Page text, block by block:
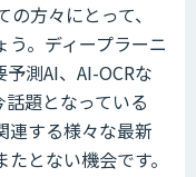
方々にとって、
。ディープラーニ
測AI、AI-OCRな
題となっている
連する様々な最新
とない機会です。